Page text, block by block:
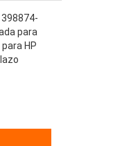
para
HP